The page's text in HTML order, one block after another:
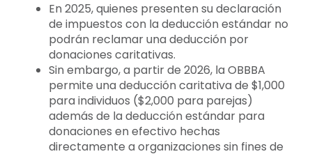
En 2025, quienes presenten su declaración
de impuestos con la deducción estándar no
podrán reclamar una deducción por
donaciones caritativas.
Sin embargo, a partir de 2026, la OBBBA
permite una deducción caritativa de $1,000
para individuos ($2,000 para parejas)
además de la deducción estándar para
donaciones en efectivo hechas
directamente a organizaciones sin fines de